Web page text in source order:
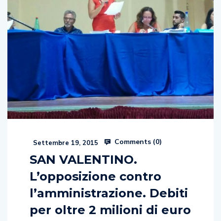
Settembre 19, 2015 Comments (0)
SAN VALENTINO.
L’opposizione contro
l’amministrazione. Debiti
per oltre 2 milioni di euro